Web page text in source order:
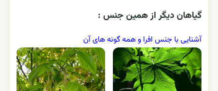
گياهان ديگر از همين جنس :
آشنایی با جنس افرا و همه گونه های آن